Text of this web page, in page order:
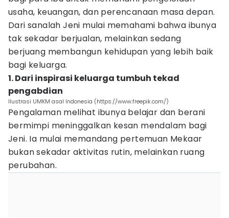
usaha, keuangan, dan perencanaan masa depan.
Dari sanalah Jeni mulai memahami bahwa ibunya
tak sekadar berjualan, melainkan sedang
berjuang membangun kehidupan yang lebih baik
bagi keluarga.
1. Dari inspirasi keluarga tumbuh tekad
pengabdian
Ilustrasi UMKM asal Indonesia (https://www.freepik.com/)
Pengalaman melihat ibunya belajar dan berani
bermimpi meninggalkan kesan mendalam bagi
Jeni. Ia mulai memandang pertemuan Mekaar
bukan sekadar aktivitas rutin, melainkan ruang
perubahan.